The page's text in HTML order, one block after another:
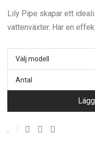
Lily Pipe skapar ett
vattenväxter. Har en
Välj modell
Antal